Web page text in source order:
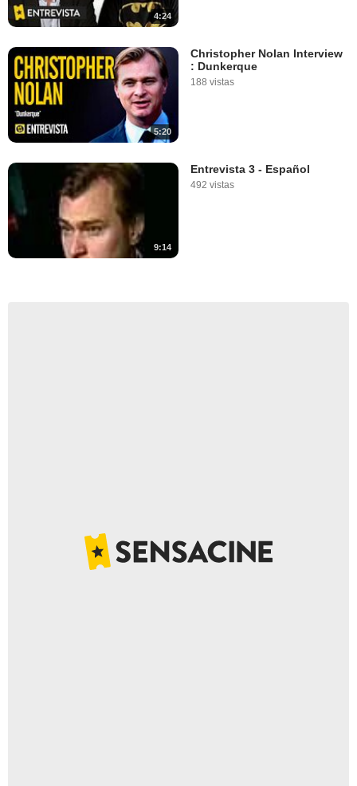
4:24
5:20
Christopher Nolan Interview
: Dunkerque
188 vistas
9:14
Entrevista 3 - Español
492 vistas